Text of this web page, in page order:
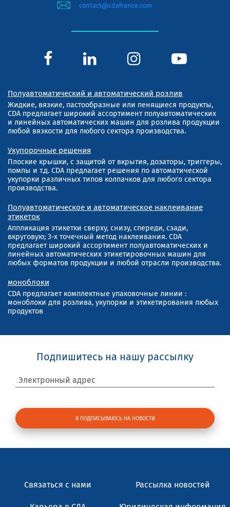
contact@cdafrance.com
Полуавтоматический и автоматический розлив
Жидкие, вязкие, пастообразные или пенящиеся продукты,
CDA предлагает широкий ассортимент полуавтоматических
и линейных автоматических машин для розлива продукции
любой вязкости для любого сектора производства.
Укупорочные решения
Плоские крышки, с защитой от вкрытия, дозаторы, триггеры,
помпы и т.д. CDA предлагает решения по автоматической
укупорки различных типов колпачков для любого сектора
производства.
Полуавтоматическое и автоматическое наклеивание
этикеток
Аппликация этикетки сверху, снизу, спереди, сзади,
вкруговую; 3-х точечный метод наклеивания. CDA
предлагает широкий ассортимент полуавтоматических и
линейных автоматических этикетировочных машин для
любых форматов продукции и любой отрасли производства.
моноблоки
CDA предлагает комплектные упаковочные линии :
моноблоки для розлива, укупорки и этикетирования любых
продуктов
Подпишитесь на нашу рассылку
Электронный адрес
Связаться с нами Рассылка новостей